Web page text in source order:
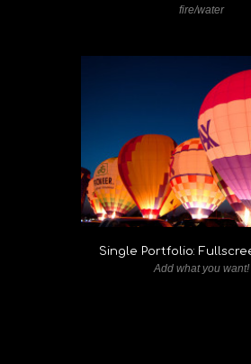
fire/water
Single Portfolio:
Add what you want!